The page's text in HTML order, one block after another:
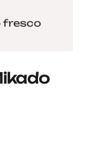
fresco